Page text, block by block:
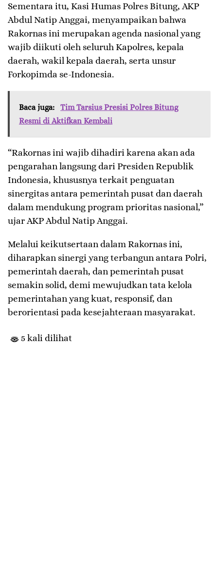
Sementara itu, Kasi Humas Polres Bitung, AKP
Abdul Natip Anggai, menyampaikan bahwa
Rakornas ini merupakan agenda nasional yang
wajib diikuti oleh seluruh Kapolres, kepala
daerah, wakil kepala daerah, serta unsur
Forkopimda se-Indonesia.
Baca juga:
Tim Tarsius Presisi Polres Bitung
Resmi di Aktifkan Kembali
“Rakornas ini wajib dihadiri karena akan ada
pengarahan langsung dari Presiden Republik
Indonesia, khususnya terkait penguatan
sinergitas antara pemerintah pusat dan daerah
dalam mendukung program prioritas nasional,”
ujar AKP Abdul Natip Anggai.
Melalui keikutsertaan dalam Rakornas ini,
diharapkan sinergi yang terbangun antara Polri,
pemerintah daerah, dan pemerintah pusat
semakin solid, demi mewujudkan tata kelola
pemerintahan yang kuat, responsif, dan
berorientasi pada kesejahteraan masyarakat.
5 kali dilihat